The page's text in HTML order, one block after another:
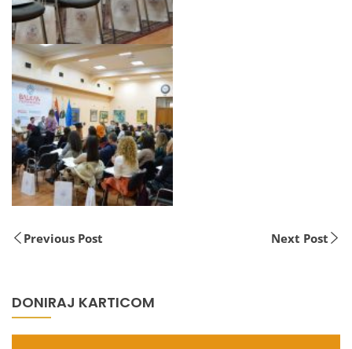
Previous Post Next Post
DONIRAJ KARTICOM